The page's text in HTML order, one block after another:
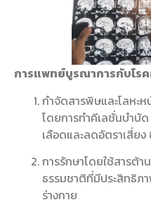
การแพทย์บูรณาการกับโรค
กำจัดสารพิษและโลหะ
โดยการทำคีเลชั่นบำบั
เลือดและลดอัตราเสี่ย
การรักษาโดยใช้สารต้
ธรรมชาติที่มีประสิทธิภ
ร่างกาย